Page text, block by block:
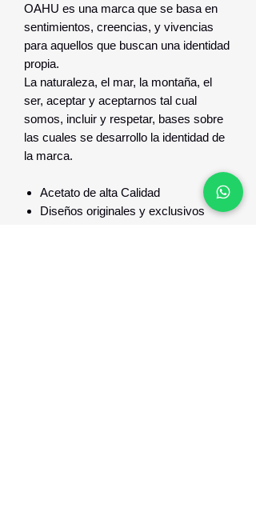
OAHU es una marca que se basa en
sentimientos, creencias, y vivencias
para aquellos que buscan una identidad
propia.
La naturaleza, el mar, la montaña, el
ser, aceptar y aceptarnos tal cual
somos, incluir y respetar, bases sobre
las cuales se desarrollo la identidad de
la marca.
Acetato de alta Calidad
Diseños originales y exclusivos